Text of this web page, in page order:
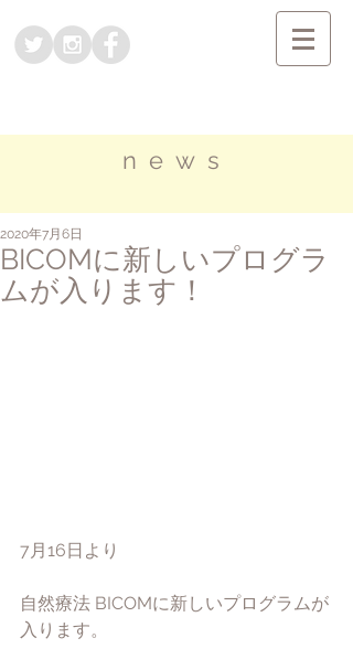
news
BICOMに新しいプログラ
ムが入ります！
2020年7月6日
7月16日より
自然療法 BICOMに新しいプログラムが
入ります。